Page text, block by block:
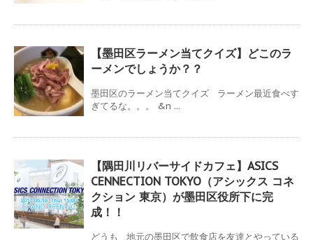
【墨田区ラーメン当てクイズ】どこのラ
ーメンでしょうか？？
墨田区のラーメン当てクイズ ラーメン最近食べす
ぎてるな。。。 &n ...
【隅田川リバーサイドカフェ】ASICS
CENNECTION TOKYO（アシックス コネ
クション 東京）が墨田区役所下に完
成！！
どうも 地元の墨田区で飲食店を友達とやっている